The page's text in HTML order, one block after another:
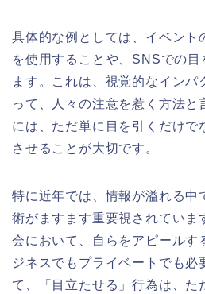
具体的な例としては、イベント
を使用することや、SNSでの
ます。これは、視覚的なインパ
って、人々の注意を惹く方法と
には、ただ単に目を引くだけで
させることが大切です。
特に近年では、情報が溢れる中
術がますます重要視されていま
会において、自らをアピールす
ジネスでもプライベートでも必
て、「目立たせる」行為は、た